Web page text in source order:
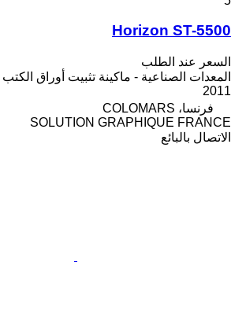
Horizon ST-5500
السعر عند الطلب
المعدات الصناعية - ماكينة تثبيت أوراق الكتب
2011
فرنسا، COLOMARS
SOLUTION GRAPHIQUE FRANCE
الاتصال بالبائع